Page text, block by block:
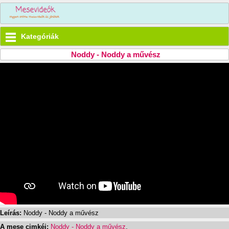
Kategóriák
Noddy - Noddy a művész
Leírás: Noddy - Noddy a művész
A mese cimkéi: Noddy - Noddy a művész